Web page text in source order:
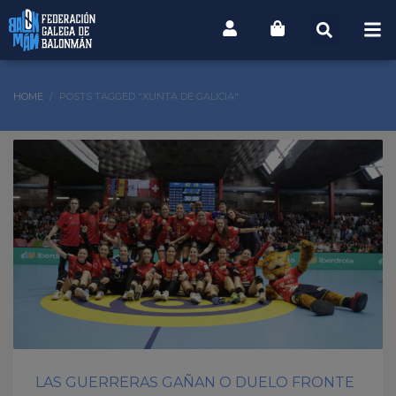
HOME POSTS TAGGED "XUNTA DE GALICIA"
LAS GUERRERAS GAÑAN O DUELO FRONTE